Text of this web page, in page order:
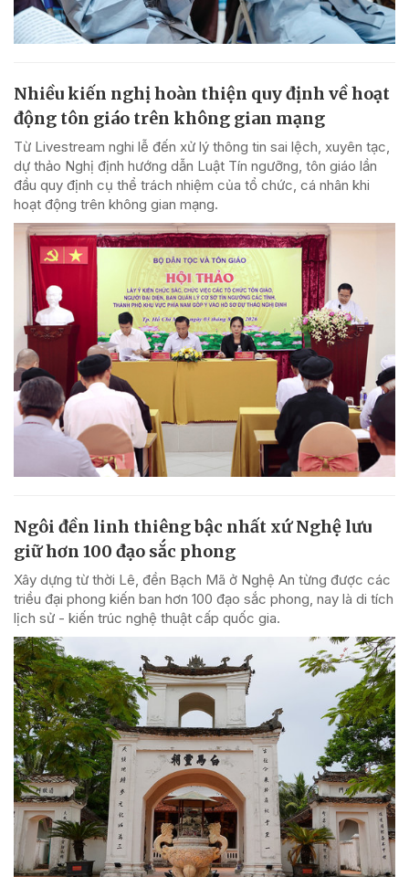
Nhiều kiến nghị hoàn thiện quy định về hoạt
động tôn giáo trên không gian mạng
Từ Livestream nghi lễ đến xử lý thông tin sai lệch, xuyên tạc,
dự thảo Nghị định hướng dẫn Luật Tín ngưỡng, tôn giáo lần
đầu quy định cụ thể trách nhiệm của tổ chức, cá nhân khi
hoạt động trên không gian mạng.
Ngôi đền linh thiêng bậc nhất xứ Nghệ lưu
giữ hơn 100 đạo sắc phong
Xây dựng từ thời Lê, đền Bạch Mã ở Nghệ An từng được các
triều đại phong kiến ban hơn 100 đạo sắc phong, nay là di tích
lịch sử - kiến trúc nghệ thuật cấp quốc gia.